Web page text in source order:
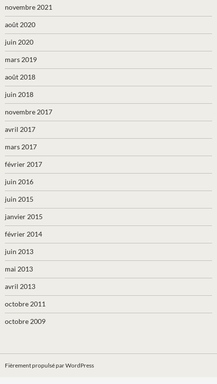
novembre 2021
août 2020
juin 2020
mars 2019
août 2018
juin 2018
novembre 2017
avril 2017
mars 2017
février 2017
juin 2016
juin 2015
janvier 2015
février 2014
juin 2013
mai 2013
avril 2013
octobre 2011
octobre 2009
Fièrement propulsé par WordPress